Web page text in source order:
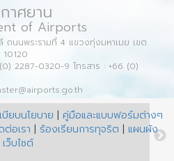
าศยาน
of Airports
ถนนพระรามที่ 4 แขวงทุ่งมหาเมฆ เขต
2287-0320-9 โทรสาร : +66 (0)
บียบนโยบาย | คู่มือและแบบฟอร์มต่างๆ
ต่อเรา | ร้องเรียนการทุจริต | แผนผัง
เว็บไซต์